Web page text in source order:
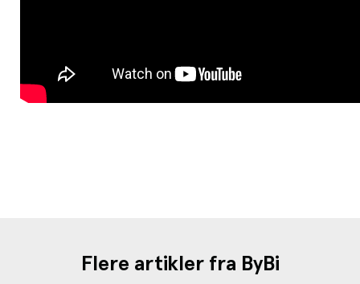
Flere artikler fra ByBi